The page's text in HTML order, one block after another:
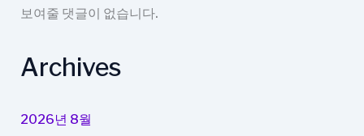
보여줄 댓글이 없습니다.
Archives
2026년 8월